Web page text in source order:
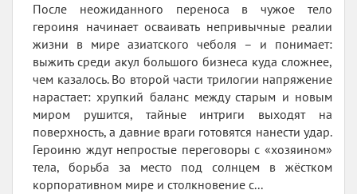
После неожиданного переноса в чужое тело
героиня начинает осваивать непривычные реалии
жизни в мире азиатского чеболя – и понимает:
выжить среди акул большого бизнеса куда сложнее,
чем казалось. Во второй части трилогии напряжение
нарастает: хрупкий баланс между старым и новым
миром рушится, тайные интриги выходят на
поверхность, а давние враги готовятся нанести удар.
Героиню ждут непростые переговоры с «хозяином»
тела, борьба за место под солнцем в жёстком
корпоративном мире и столкновение с...